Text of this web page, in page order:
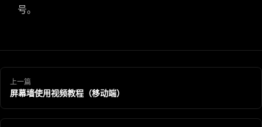
号。
上一篇
屏幕墙使用视频教程（移动端）